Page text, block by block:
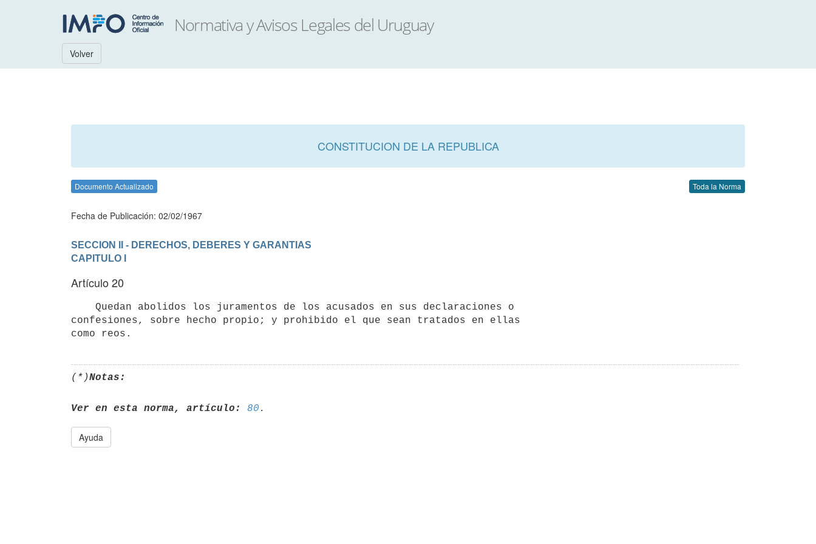
Volver
CONSTITUCION DE LA REPUBLICA
Documento Actualizado Toda la Norma
Fecha de Publicación: 02/02/1967
SECCION II - DERECHOS, DEBERES Y GARANTIAS
CAPITULO I
Artículo 20
confesiones, sobre hecho propio; y prohibido el que sean tratados en ellas
(*)Notas:
Ver en esta norma, artículo: 80
Ayuda